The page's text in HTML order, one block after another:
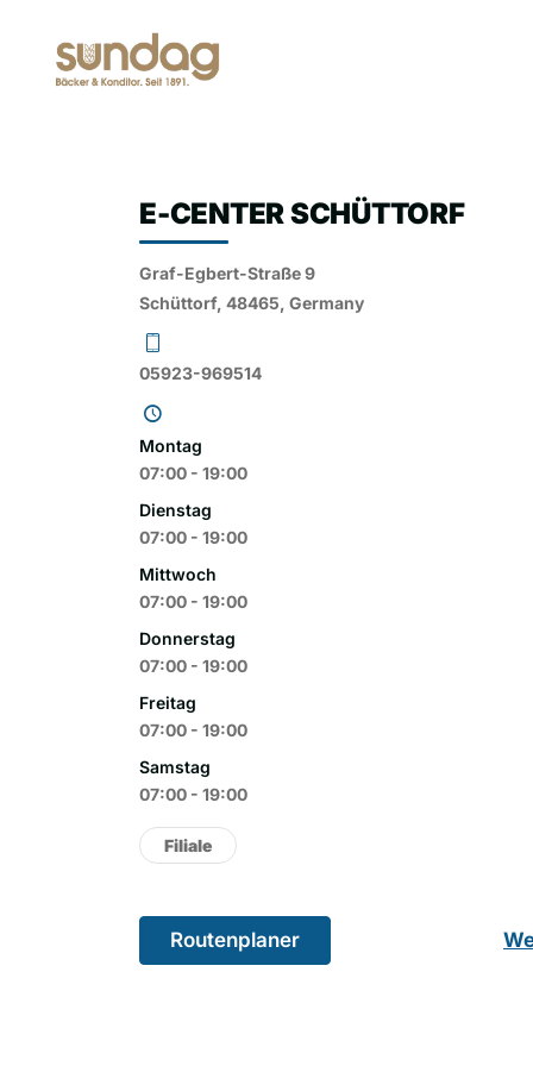
E-CENTER SCHÜTTORF
Graf-Egbert-Straße 9
Schüttorf, 48465, Germany
05923-969514
Montag
07:00 - 19:00
Dienstag
07:00 - 19:00
Mittwoch
07:00 - 19:00
Donnerstag
07:00 - 19:00
Freitag
07:00 - 19:00
Samstag
07:00 - 19:00
Filiale
Routenplaner